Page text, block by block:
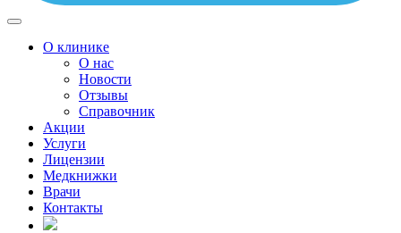
О клинике
О нас
Новости
Отзывы
Справочник
Акции
Услуги
Лицензии
Медкнижки
Врачи
Контакты